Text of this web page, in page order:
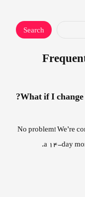
Search
What if I change
No problem! We’re
a 14-day